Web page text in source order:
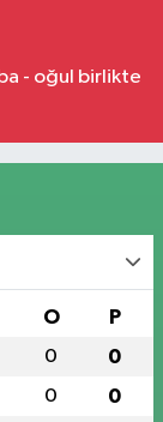
- oğul birlikte
O P
0 0
0 0